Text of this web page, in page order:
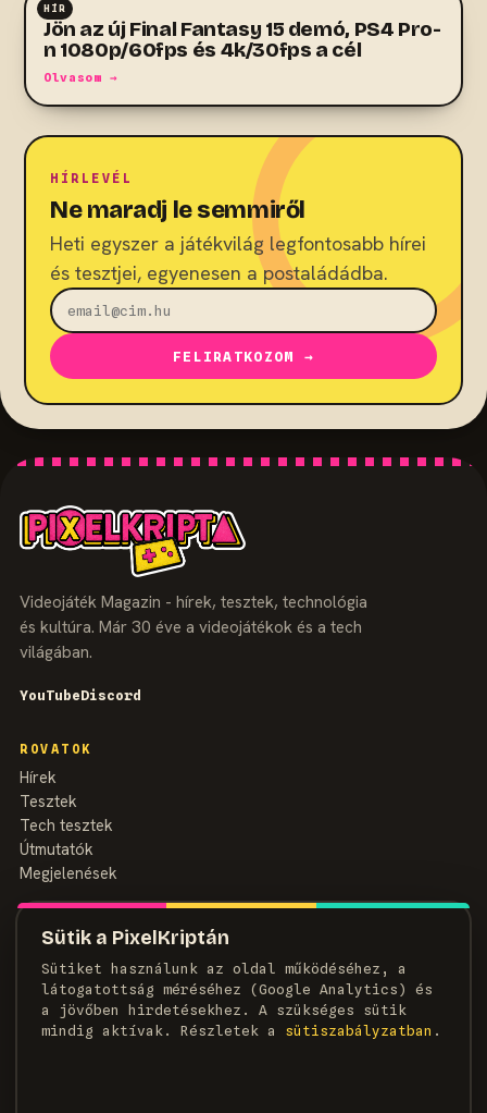
Sütik a PixelKriptán
Sütiket használunk az oldal működéséhez, a
látogatottság méréséhez (Google Analytics) és
a jövőben hirdetésekhez. A szükséges sütik
mindig aktívak. Részletek a
süti­szabályzatban .
HÍR
RPG
Jön az új Final Fantasy 15 demó, PS4 Pro-
n 1080p/60fps és 4k/30fps a cél
Olvasom →
HÍRLEVÉL
Ne maradj le semmiről
Heti egyszer a játékvilág legfontosabb hírei
és tesztjei, egyenesen a postaládádba.
FELIRATKOZOM →
Videojáték Magazin - hírek, tesztek, technológia
és kultúra. Már 30 éve a videojátékok és a tech
világában.
YouTubeDiscord
ROVATOK
Hírek
Tesztek
Tech tesztek
Útmutatók
Megjelenések
MAGAZIN
Szerzők
Médiaajánlat
Kapcsolat